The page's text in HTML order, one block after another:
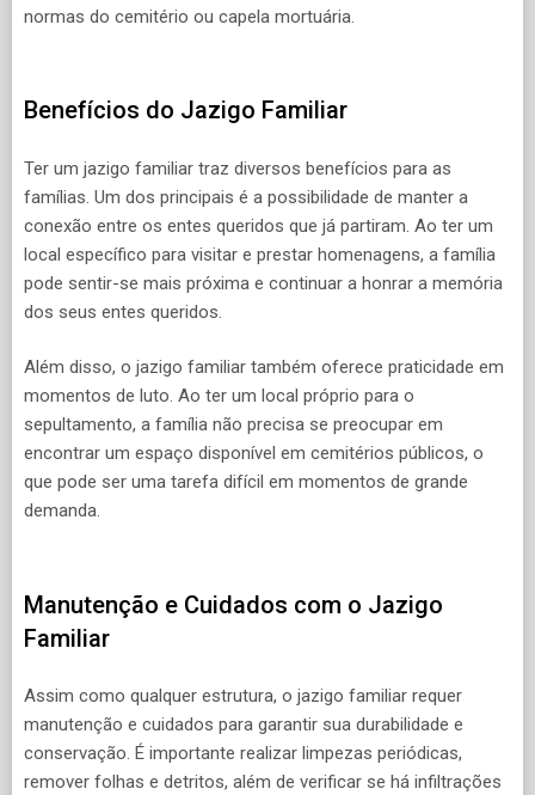
normas do cemitério ou capela mortuária.
Benefícios do Jazigo Familiar
Ter um jazigo familiar traz diversos benefícios para as
famílias. Um dos principais é a possibilidade de manter a
conexão entre os entes queridos que já partiram. Ao ter um
local específico para visitar e prestar homenagens, a família
pode sentir-se mais próxima e continuar a honrar a memória
dos seus entes queridos.
Além disso, o jazigo familiar também oferece praticidade em
momentos de luto. Ao ter um local próprio para o
sepultamento, a família não precisa se preocupar em
encontrar um espaço disponível em cemitérios públicos, o
que pode ser uma tarefa difícil em momentos de grande
demanda.
Manutenção e Cuidados com o Jazigo
Familiar
Assim como qualquer estrutura, o jazigo familiar requer
manutenção e cuidados para garantir sua durabilidade e
conservação. É importante realizar limpezas periódicas,
remover folhas e detritos, além de verificar se há infiltrações